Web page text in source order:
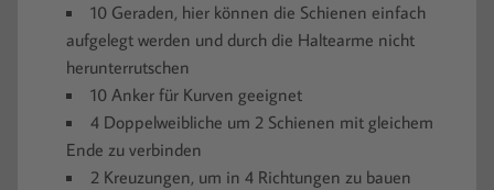
10 Geraden, hier können die Schienen einfach
aufgelegt werden und durch die Haltearme nicht
herunterrutschen
10 Anker für Kurven geeignet
4 Doppelweibliche um 2 Schienen mit gleichem
Ende zu verbinden
2 Kreuzungen, um in 4 Richtungen zu bauen